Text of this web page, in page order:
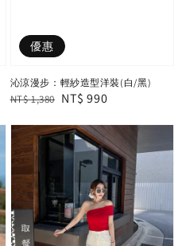
優惠
沁涼漫步：輕紗造型洋裝(白/黑)
Regular
NT$ 1,380 Sale
NT$ 990